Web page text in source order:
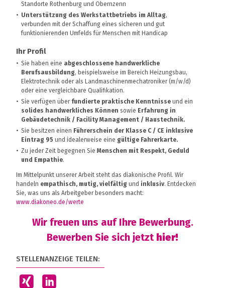
Standorte Rothenburg und Obernzenn
Unterstützung des Werkstattbetriebs im Alltag,
verbunden mit der Schaffung eines sicheren und gut
funktionierenden Umfelds für Menschen mit Handicap
Ihr Profil
Sie haben eine abgeschlossene handwerkliche
Berufsausbildung, beispielsweise im Bereich Heizungsbau,
Elektrotechnik oder als Landmaschinenmechatroniker (m/w/d)
oder eine vergleichbare Qualifikation.
Sie verfügen über fundierte praktische Kenntnisse und ein
solides handwerkliches Können sowie Erfahrung in
Gebäudetechnik / Facility Management / Haustechnik.
Sie besitzen einen Führerschein der Klasse C / CE inklusive
Eintrag 95 und idealerweise eine gültige Fahrerkarte.
Zu jeder Zeit begegnen Sie Menschen mit Respekt, Geduld
und Empathie.
Im Mittelpunkt unserer Arbeit steht das diakonische Profil. Wir
handeln empathisch, mutig, vielfältig und inklusiv. Entdecken
Sie, was uns als Arbeitgeber besonders macht:
www.diakoneo.de/werte
Wir freuen uns auf Ihre Bewerbung.
Bewerben Sie sich jetzt hier!
STELLENANZEIGE TEILEN: